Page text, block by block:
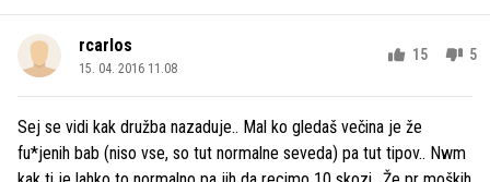
rcarlos
15. 04. 2016 11.08
15 5
Sej se vidi kak družba nazaduje.. Mal ko gledaš večina je že
fu*jenih bab (niso vse, so tut normalne seveda) pa tut tipov.. Nwm